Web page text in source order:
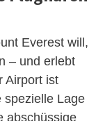
Everest will,
– und erlebt
Airport ist
spezielle Lage
abschüssige